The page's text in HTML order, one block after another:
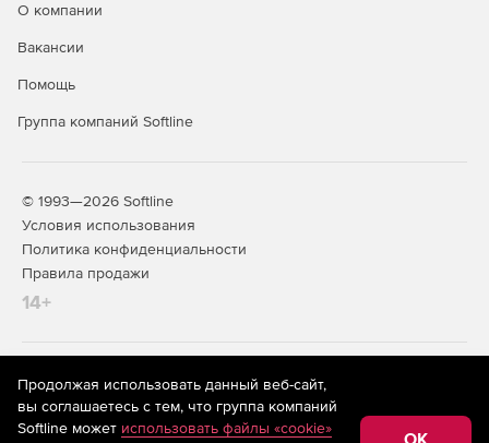
О компании
Вакансии
Помощь
Группа компаний Softline
© 1993—2026 Softline
Условия использования
Политика конфиденциальности
Правила продажи
14+
На информационном ресурсе store.softline.ru применяются
рекомендательные технологии
(информационные технологии
предоставления информации на основе сбора,
систематизации и анализа сведений, относящихся к
Продолжая использовать данный веб-сайт,
вы соглашаетесь с тем, что группа компаний
Softline может использовать файлы «cookie»
OK